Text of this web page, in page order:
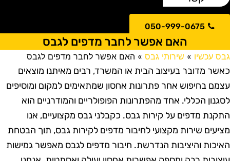
050-999-0675
האם אפשר לחבר מדפים לגבס
עכשיו» שירותי גבס» האם אפשר לחבר מדפים לגבס
מדובר בעיצוב הבית או המשרד, רבים מאיתנו מוצאים
בחיפוש אחר פתרונות אחסון שמתאימים למקום ומוסיפים
הכללי. אחד מהפתרונות הפופולריים והמודרניים הוא
מדפים על קירות גבס. כקבלני גבס מקצועיים, אנו
שירות מקצועי לחיבור מדפים לקירות גבס, תוך הבטחת
והיציבות הנדרשת. חיבור מדפים לגבס מאפשר גמישות